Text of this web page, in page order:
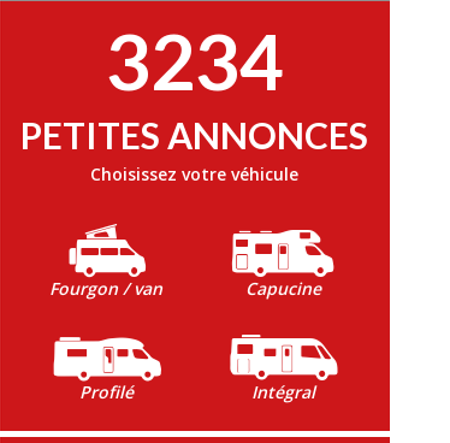
3234
PETITES ANNONCES
Choisissez votre véhicule
Fourgon / van Capucine
Profilé Intégral